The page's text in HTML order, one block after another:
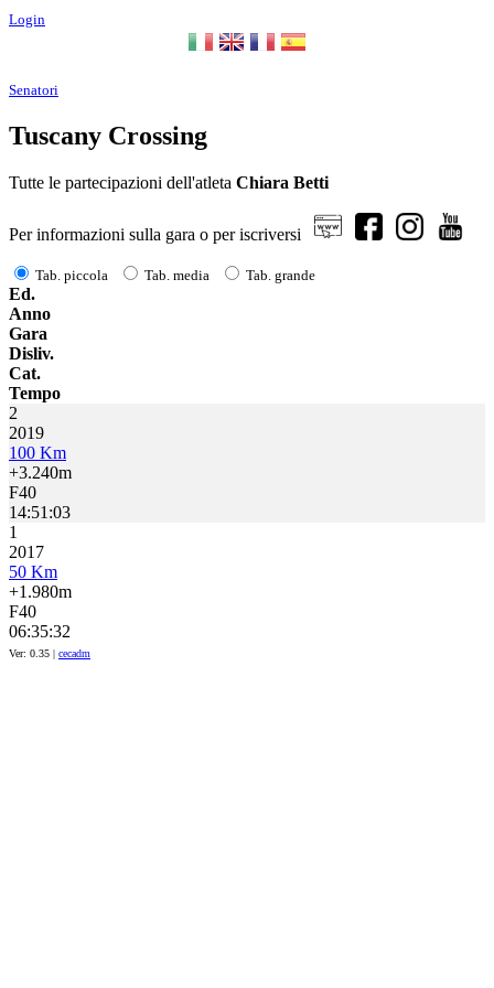
Login
Senatori
Tuscany Crossing
Tutte le partecipazioni dell'atleta Chiara Betti
Per informazioni sulla gara o per iscriversi
Tab. piccola Tab. media Tab. grande
Ed.
Anno
Gara
Disliv.
Cat.
Tempo
2
2019
100 Km
+3.240m
F40
14:51:03
1
2017
50 Km
+1.980m
F40
06:35:32
Ver: 0.35 | cecadm